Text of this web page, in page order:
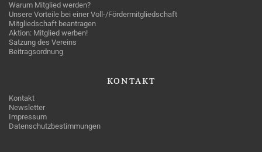
Warum Mitglied werden?
Unsere Vorteile bei einer Voll-/Fördermitgliedschaft
Mitgliedschaft beantragen
Aktion: Mitglied werben!
Satzung des Vereins
Beitragsordnung
KONTAKT
Kontakt
Newsletter
Impressum
Datenschutzbestimmungen